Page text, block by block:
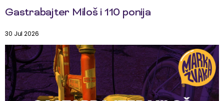
Gastrabajter Miloš i 110 ponija
30 Jul 2026